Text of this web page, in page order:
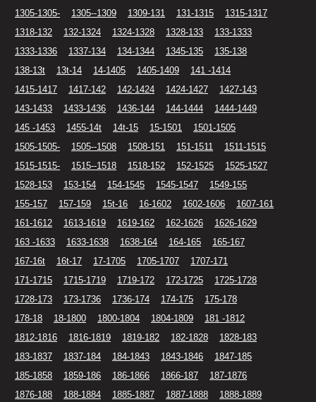
1305-1305-
1305--1309 1309-131 131-1315
1315-1317
1318-132
132-1324 1324-1328 1328-133
133-1333
1333-1336
1337-134 134-1344 1345-135
135-138
138-13t
13t-14 14-1405 1405-1409
141 -1414
1415-1417
1417-142 142-1424 1424-1427
1427-143
143-1433
1433-1436 1436-144 144-1444
1444-1449
145 -1453
1455-14t 14t-15 15-1501
1501-1505
1505-1505-
1505--1508 1508-151 151-1511
1511-1515
1515-1515-
1515--1518 1518-152 152-1525
1525-1527
1528-153
153-154 154-1545 1545-1547
1549-155
155-157
157-159 15t-16 16-1602 1602-1606
1607-161
161-1612
1613-1619 1619-162 162-1626
1626-1629
163 -1633
1633-1638 1638-164 164-165
165-167
167-16t
16t-17 17-1705 1705-1707
1707-171
171-1715
1715-1719 1719-172 172-1725
1725-1728
1728-173
173-1736 1736-174 174-175
175-178
178-18
18-1800 1800-1804 1804-1809
181 -1812
1812-1816
1816-1819 1819-182 182-1828
1828-183
183-1837
1837-184 184-1843 1843-1846
1847-185
185-1858
1859-186 186-1866 1866-187
187-1876
1876-188
188-1884 1885-1887 1887-1888
1888-1889